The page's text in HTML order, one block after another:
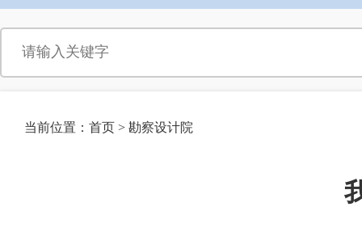
当前位置： 首页 > 勘察设计院